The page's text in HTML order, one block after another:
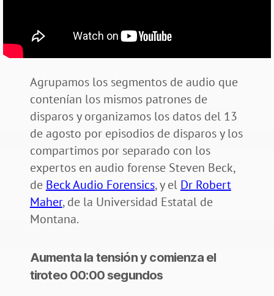
Agrupamos los segmentos de audio que
contenían los mismos patrones de
disparos y organizamos los datos del 13
de agosto por episodios de disparos y los
compartimos por separado con los
expertos en audio forense Steven Beck,
de Beck Audio Forensics, y el Dr Robert
Maher, de la Universidad Estatal de
Montana.
Aumenta la tensión y comienza el
tiroteo 00:00 segundos